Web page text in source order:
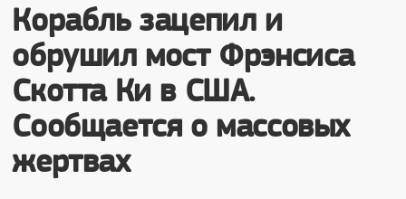
Корабль зацепил и
обрушил мост Фрэнсиса
Скотта Ки в США.
Сообщается о массовых
жертвах